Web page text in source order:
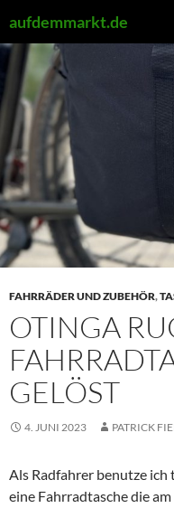
Inhalt
springen
aufdemmarkt.de
FAHRRÄDER UND ZUBEHÖR,
OTINGA
GELÖST
4. JUNI 2023 PATRICK
Als Radfahrer benutze ich
eine Fahrradtasche die